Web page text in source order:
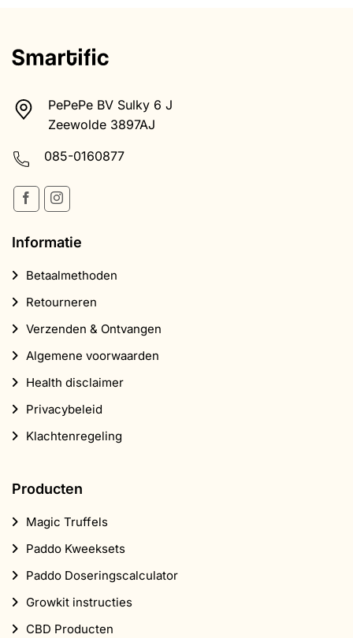
PePePe BV Sulky 6 J
Zeewolde 3897AJ
085-0160877
Informatie
Betaalmethoden
Retourneren
Verzenden & Ontvangen
Algemene voorwaarden
Health disclaimer
Privacybeleid
Klachtenregeling
Producten
Magic Truffels
Paddo Kweeksets
Paddo Doseringscalculator
Growkit instructies
CBD Producten